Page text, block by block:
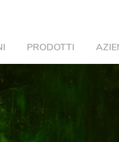
PRODOTTI